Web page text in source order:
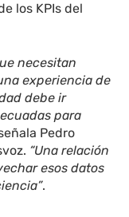
los KPIs del
necesitan
experiencia de
debe ir
para
Pedro
“Una relación
esos datos
.